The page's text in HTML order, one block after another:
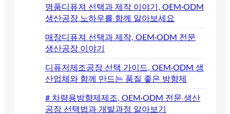
명품디퓨져 선택과 제작 이야기, OEM·ODM
생산공장 노하우를 함께 알아보세요
매장디퓨져 선택과 제작, OEM·ODM 전문
생산공장 이야기
디퓨저제조공장 선택 가이드, OEM·ODM 생
산업체와 함께 만드는 품질 좋은 방향제
# 차량용방향제제조, OEM·ODM 전문 생산
공장 선택법과 개발과정 알아보기